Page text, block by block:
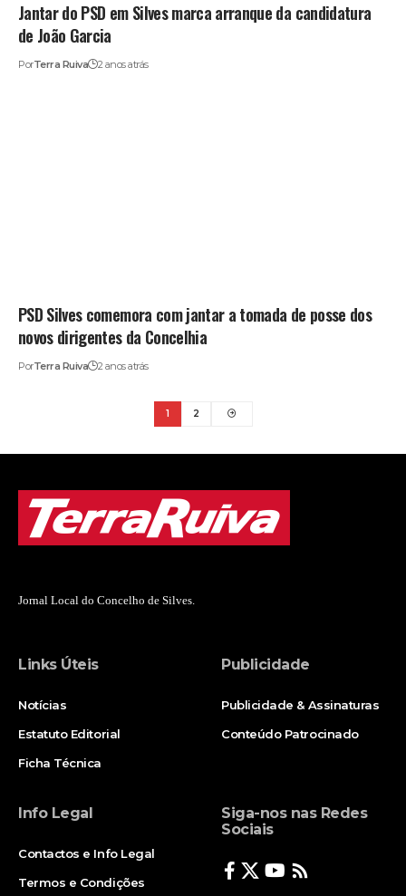
Jantar do PSD em Silves marca arranque da candidatura
de João Garcia
PorTerra Ruiva 2 anos atrás
PSD Silves comemora com jantar a tomada de posse dos
novos dirigentes da Concelhia
PorTerra Ruiva 2 anos atrás
1 2
Jornal Local do Concelho de Silves.
Links Úteis
Notícias
Estatuto Editorial
Ficha Técnica
Publicidade
Publicidade & Assinaturas
Conteúdo Patrocinado
Info Legal
Contactos e Info Legal
Termos e Condições
Siga-nos nas Redes
Sociais